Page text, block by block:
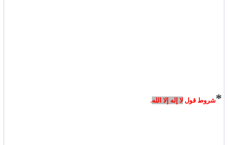
*شروط قول لا إله إلا الله.